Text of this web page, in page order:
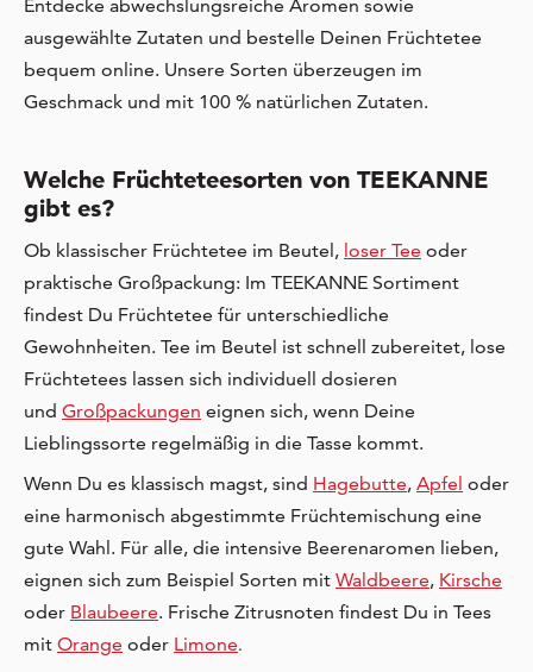
Entdecke abwechslungsreiche Aromen sowie
ausgewählte Zutaten und bestelle Deinen Früchtetee
bequem online. Unsere Sorten überzeugen im
Geschmack und mit 100 % natürlichen Zutaten.
Welche Früchteteesorten von TEEKANNE
gibt es?
Ob klassischer Früchtetee im Beutel, loser Tee oder
praktische Großpackung: Im TEEKANNE Sortiment
findest Du Früchtetee für unterschiedliche
Gewohnheiten. Tee im Beutel ist schnell zubereitet, lose
Früchtetees lassen sich individuell dosieren
und Großpackungen eignen sich, wenn Deine
Lieblingssorte regelmäßig in die Tasse kommt.
Wenn Du es klassisch magst, sind Hagebutte, Apfel oder
eine harmonisch abgestimmte Früchtemischung eine
gute Wahl. Für alle, die intensive Beerenaromen lieben,
eignen sich zum Beispiel Sorten mit Waldbeere, Kirsche
oder Blaubeere. Frische Zitrusnoten findest Du in Tees
mit Orange oder Limone.